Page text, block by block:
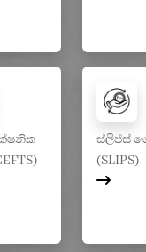
ස්ලිප්ස්
(SLIPS)